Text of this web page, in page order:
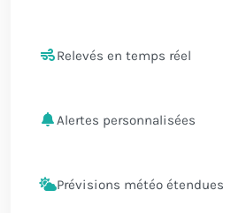
Relevés en temps réel
Alertes personnalisées
Prévisions météo étendues